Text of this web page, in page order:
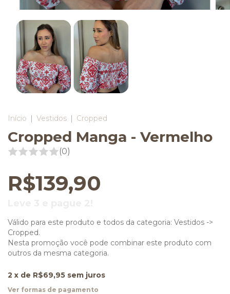
Início | Vestidos | Cropped
Cropped Manga - Vermelho
(0)
R$139,90
Válido para este produto e todos da categoria: Vestidos ->
Cropped.
Nesta promoção você pode combinar este produto com
outros da mesma categoria.
2 x de R$69,95 sem juros
Ver formas de pagamento